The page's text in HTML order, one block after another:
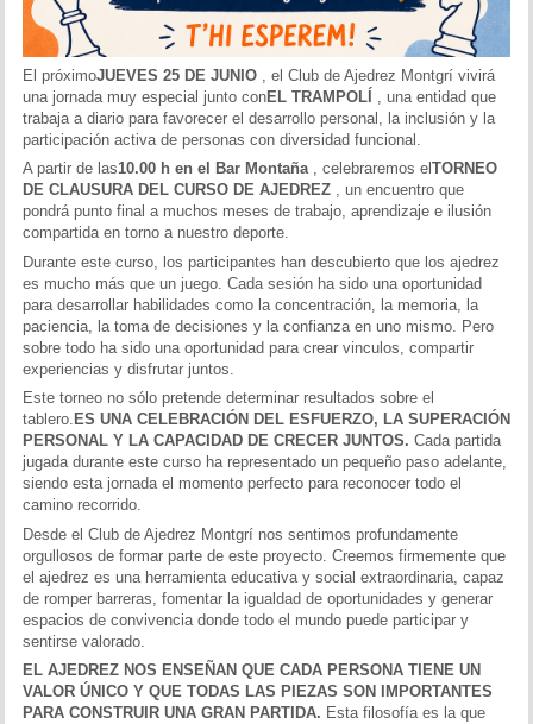
El próximoJUEVES 25 DE JUNIO , el Club de Ajedrez Montgrí vivirá
una jornada muy especial junto conEL TRAMPOLÍ , una entidad que
trabaja a diario para favorecer el desarrollo personal, la inclusión y la
participación activa de personas con diversidad funcional.
A partir de las10.00 h en el Bar Montaña, celebraremos el TORNEO
DE CLAUSURA DEL CURSO DE AJEDREZ , un encuentro que
pondrá punto final a muchos meses de trabajo, aprendizaje e ilusión
compartida en torno a nuestro deporte.
Durante este curso, los participantes han descubierto que los ajedrez
es mucho más que un juego. Cada sesión ha sido una oportunidad
para desarrollar habilidades como la concentración, la memoria, la
paciencia, la toma de decisiones y la confianza en uno mismo. Pero
sobre todo ha sido una oportunidad para crear vinculos, compartir
experiencias y disfrutar juntos.
Este torneo no sólo pretende determinar resultados sobre el
tablero. ES UNA CELEBRACIÓN DEL ESFUERZO, LA SUPERACIÓN
PERSONAL Y LA CAPACIDAD DE CRECER JUNTOS. Cada partida
jugada durante este curso ha representado un pequeño paso adelante,
siendo esta jornada el momento perfecto para reconocer todo el
camino recorrido.
Desde el Club de Ajedrez Montgrí nos sentimos profundamente
orgullosos de formar parte de este proyecto. Creemos firmemente que
el ajedrez es una herramienta educativa y social extraordinaria, capaz
de romper barreras, fomentar la igualdad de oportunidades y generar
espacios de convivencia donde todo el mundo puede participar y
sentirse valorado.
EL AJEDREZ NOS ENSEÑAN QUE CADA PERSONA TIENE UN
VALOR ÚNICO Y QUE TODAS LAS PIEZAS SON IMPORTANTES
PARA CONSTRUIR UNA GRAN PARTIDA. Esta filosofía es la que